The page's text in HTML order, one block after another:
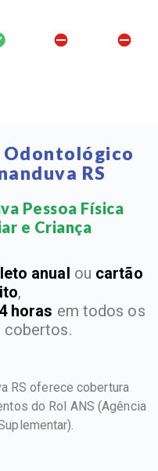
Odontológico
RS
Pessoa Física
e Criança​
anual ou cartão
,
horas em todos os
cobertos.
RS oferece cobertura
do Rol ANS (Agência